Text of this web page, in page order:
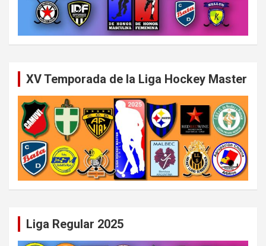
XV Temporada de la Liga Hockey Master
Liga Regular 2025